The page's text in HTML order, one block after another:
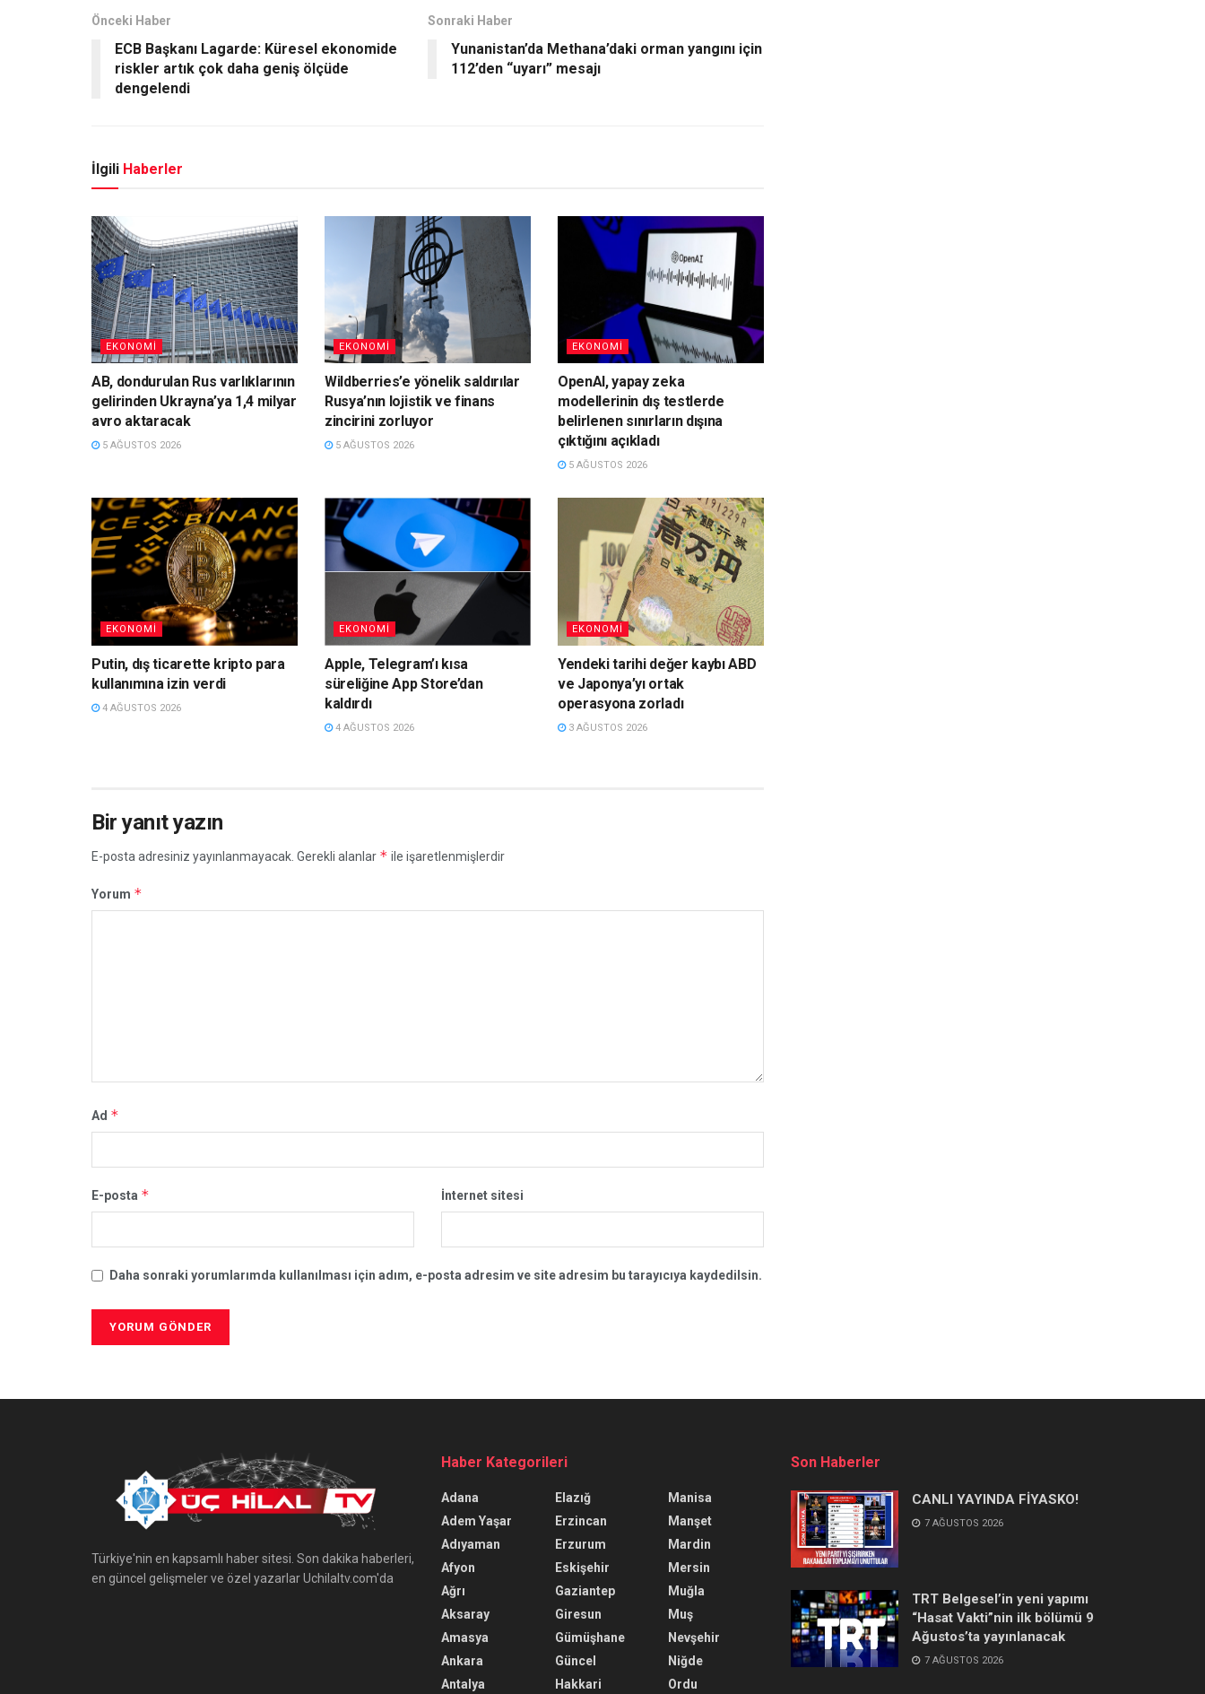
Önceki Haber
ECB Başkanı Lagarde: Küresel ekonomide
riskler artık çok daha geniş ölçüde
dengelendi
Sonraki Haber
Yunanistan’da Methana’daki orman yangını için
112’den “uyarı” mesajı
İlgili Haberler
EKONOMI
AB, dondurulan Rus varlıklarının
gelirinden Ukrayna’ya 1,4 milyar
avro aktaracak
5 AĞUSTOS 2026
EKONOMI
Wildberries’e yönelik saldırılar
Rusya’nın lojistik ve finans
zincirini zorluyor
5 AĞUSTOS 2026
EKONOMI
OpenAI, yapay zeka
modellerinin dış testlerde
belirlenen sınırların dışına
çıktığını açıkladı
5 AĞUSTOS 2026
EKONOMI
Putin, dış ticarette kripto para
kullanımına izin verdi
4 AĞUSTOS 2026
EKONOMI
Apple, Telegram’ı kısa
süreliğine App Store’dan
kaldırdı
4 AĞUSTOS 2026
EKONOMI
Yendeki tarihi değer kaybı ABD
ve Japonya’yı ortak
operasyona zorladı
3 AĞUSTOS 2026
Bir yanıt yazın
E-posta adresiniz yayınlanmayacak. Gerekli alanlar * ile işaretlenmişlerdir
Yorum *
Ad *
E-posta * İnternet sitesi
Daha sonraki yorumlarımda kullanılması için adım, e-posta adresim ve site adresim bu tarayıcıya kaydedilsin.
Türkiye'nin en kapsamlı haber sitesi. Son dakika haberleri,
en güncel gelişmeler ve özel yazarlar Uchilaltv.com'da
Haber Kategorileri
Adana
Adem Yaşar
Adıyaman
Afyon
Ağrı
Aksaray
Amasya
Ankara
Antalya
Elazığ
Erzincan
Erzurum
Eskişehir
Gaziantep
Giresun
Gümüşhane
Güncel
Hakkari
Manisa
Manşet
Mardin
Mersin
Muğla
Muş
Nevşehir
Niğde
Ordu
Son Haberler
CANLI YAYINDA FİYASKO!
7 AĞUSTOS 2026
TRT Belgesel’in yeni yapımı
“Hasat Vakti”nin ilk bölümü 9
Ağustos’ta yayınlanacak
7 AĞUSTOS 2026